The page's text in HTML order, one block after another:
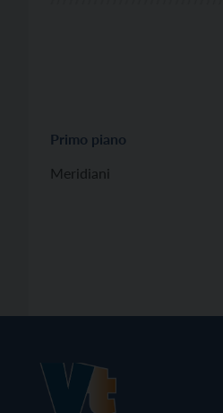
Primo piano
Meridiani